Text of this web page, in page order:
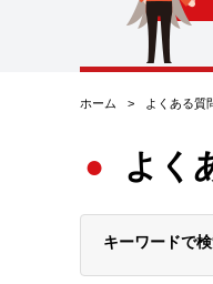
ホーム > よくある質
よく
キーワードで